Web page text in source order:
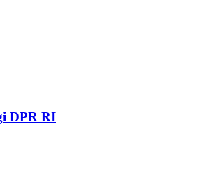
DPR RI